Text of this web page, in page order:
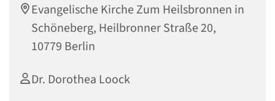
Evangelische Kirche Zum Heilsbronnen in
Schöneberg, Heilbronner Straße 20,
10779 Berlin
Dr. Dorothea Loock